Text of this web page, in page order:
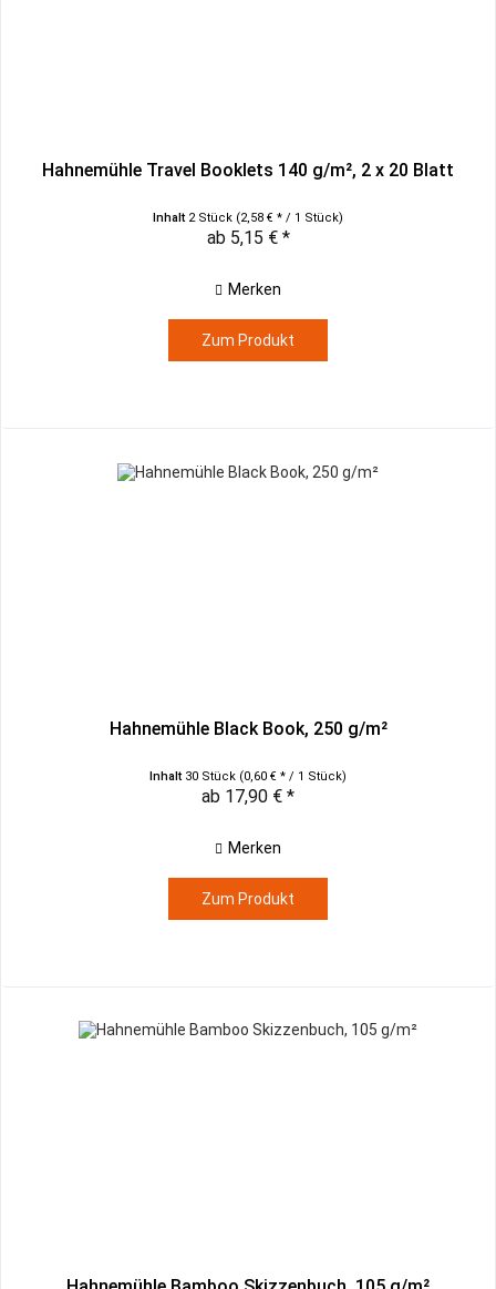
Hahnemühle Travel Booklets 140 g/m², 2 x 20 Blatt
Inhalt 2 Stück (2,58 € * / 1 Stück)
ab 5,15 € *
Merken
Zum Produkt
Hahnemühle Black Book, 250 g/m²
Inhalt 30 Stück (0,60 € * / 1 Stück)
ab 17,90 € *
Merken
Zum Produkt